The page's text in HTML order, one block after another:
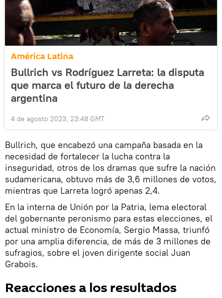
América Latina
Bullrich vs Rodríguez Larreta: la disputa
que marca el futuro de la derecha
argentina
4 de agosto 2023, 23:48 GMT
Bullrich, que encabezó una campaña basada en la
necesidad de fortalecer la lucha contra la
inseguridad, otros de los dramas que sufre la nación
sudamericana, obtuvo más de 3,6 millones de votos,
mientras que Larreta logró apenas 2,4.
En la interna de Unión por la Patria, lema electoral
del gobernante peronismo para estas elecciones, el
actual ministro de Economía, Sergio Massa, triunfó
por una amplia diferencia, de más de 3 millones de
sufragios, sobre el joven dirigente social Juan
Grabois.
Reacciones a los resultados